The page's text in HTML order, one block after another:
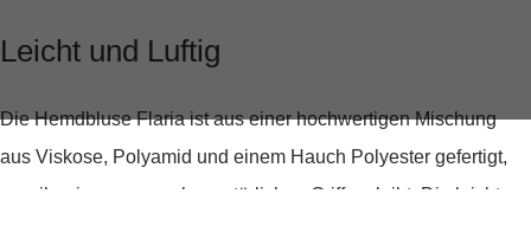
Leicht und Luftig
Die Hemdbluse Flaria ist aus einer hochwertigen Mischung
aus Viskose, Polyamid und einem Hauch Polyester gefertigt,
was ihr einen angenehm natürlichen Griff verleiht. Die leichte